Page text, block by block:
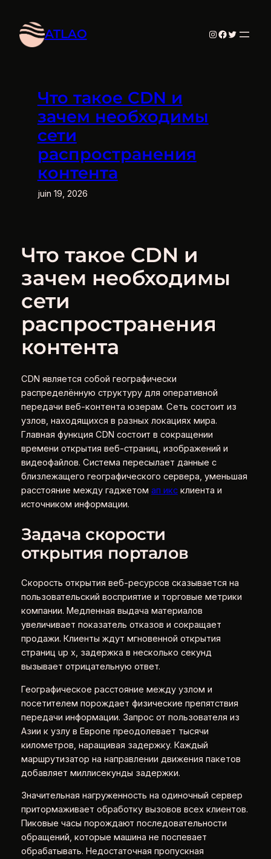
contenu
ATLAO Instagram
Facebook
Twitter
Что такое CDN и
зачем необходимы
сети
распространения
контента
juin 19, 2026
Что такое CDN и
зачем необходимы
сети
распространения
контента
CDN является собой географически
распределённую структуру для оперативной
передачи веб-контента юзерам. Сеть состоит из
узлов, находящихся в разных локациях мира.
Главная функция CDN состоит в сокращении
времени открытия веб-страниц, изображений и
видеофайлов. Система пересылает данные с
близлежащего географического сервера, уменьшая
расстояние между гаджетом ап иксклиента и
источником информации.
Задача скорости
открытия порталов
Скорость открытия веб-ресурсов сказывается на
пользовательский восприятие и торговые метрики
компании. Медленная выдача материалов
увеличивает показатель отказов и сокращает
продажи. Клиенты ждут мгновенной открытия
страниц up x, задержка в несколько секунд
вызывает отрицательную ответ.
Географическое расстояние между узлом и
посетителем порождает физические препятствия
передачи информации. Запрос от пользователя из
Азии к узлу в Европе преодолевает тысячи
километров, наращивая задержку. Каждый
маршрутизатор на направлении движения пакетов
добавляет миллисекунды задержки.
Значительная нагруженность на одиночный сервер
притормаживает обработку вызовов всех клиентов.
Пиковые часы порождают последовательности
обращений, которые машина не поспевает
обрабатывать. Недостаточная пропускная